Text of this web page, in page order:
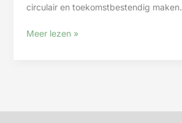
circulair en toekomstbestendig maken.
Duurzaamheid
Meer lezen »